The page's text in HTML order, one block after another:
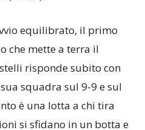
(16-25).
equilibrato, il primo
che mette a terra il
risponde subito con
squadra sul 9-9 e sul